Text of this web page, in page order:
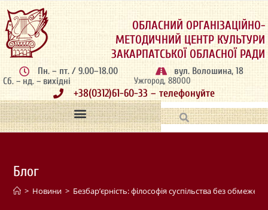
ОБЛАСНИЙ ОРГАНІЗАЦІЙНО-
МЕТОДИЧНИЙ ЦЕНТР КУЛЬТУРИ
ЗАКАРПАТСЬКОЇ ОБЛАСНОЇ РАДИ
Пн. – пт. / 9.00–18.00
Сб. – нд. – вихідні
вул. Волошина, 18
Ужгород, 88000
+38(0312)61-60-33 – телефонуйте
Блог
> Новини > Безбар’єрність: філософія суспільства без обмежень